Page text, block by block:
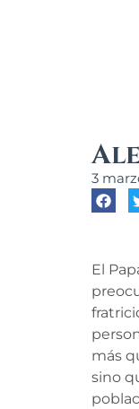
3
El
más
sino